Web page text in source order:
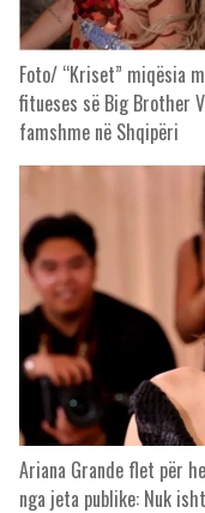
Foto/ “Kriset” miqësia
fitueses së Big Brother
famshme në Shqipëri
Ariana Grande flet për
nga jeta publike: Nuk